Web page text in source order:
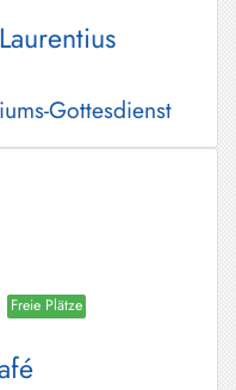
Gottesdienst
Freie Plätze